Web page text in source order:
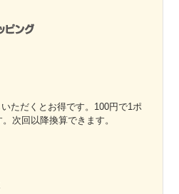
ただくとお得です。100円で1ポ
次回以降換算できます。